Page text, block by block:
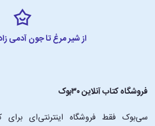
از شیر مرغ تا جون آدمی
فروشگاه کتاب آنلاین ۳۰بوک
سی‌بوک فقط فروشگاه اینترنتی‌ای